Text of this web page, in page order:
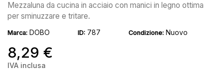
Mezzaluna da cucina in acciaio con manici in legno ottima
per sminuzzare e tritare.
Marca: DOBO ID: 787 Condizione: Nuovo
8,29 €
IVA inclusa